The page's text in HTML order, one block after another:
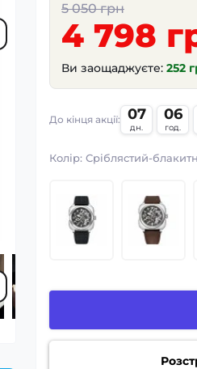
5 050 грн
4 798
Ви заощаджуєте: 252
До кінця акції: 07
дн.
06
год.
Колір: Сріблястий-